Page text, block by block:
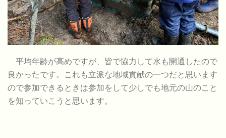
平均年齢が高めですが、皆で協力して水も開通したので
良かったです。これも立派な地域貢献の一つだと思います
ので参加できるときは参加をして少しでも地元の山のこと
を知っていこうと思います。